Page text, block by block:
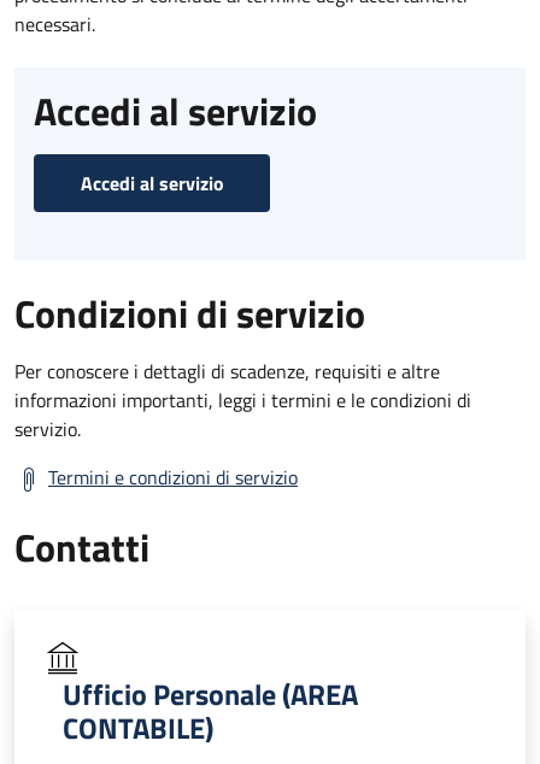
necessari.
Accedi al servizio
Accedi al servizio
Condizioni di servizio
Per conoscere i dettagli di scadenze, requisiti e altre
informazioni importanti, leggi i termini e le condizioni di
servizio.
Termini e condizioni di servizio
Contatti
Ufficio Personale (AREA
CONTABILE)